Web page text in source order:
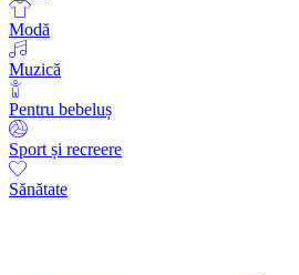
Modă
Muzică
Pentru bebeluș
Sport și recreere
Sănătate